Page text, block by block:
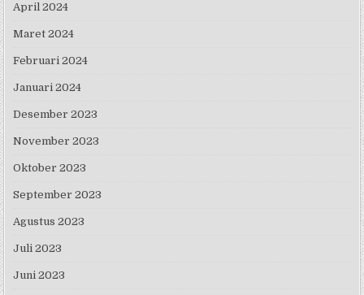
April 2024
Maret 2024
Februari 2024
Januari 2024
Desember 2023
November 2023
Oktober 2023
September 2023
Agustus 2023
Juli 2023
Juni 2023